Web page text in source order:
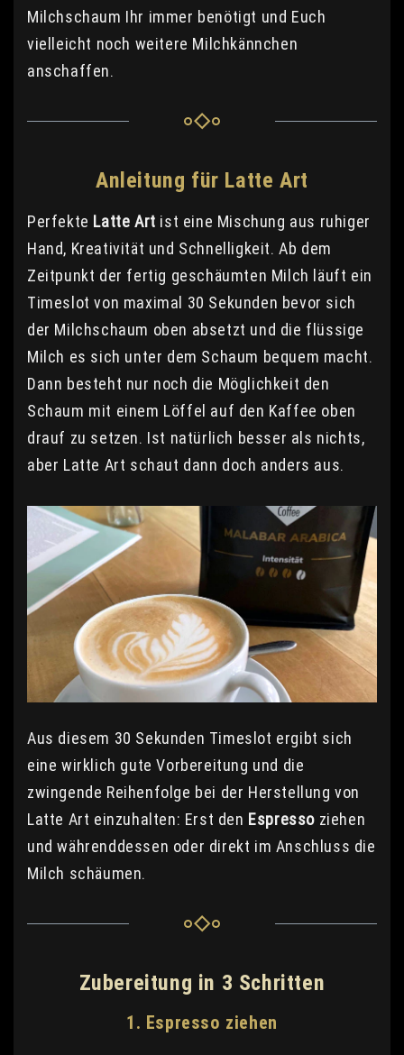
Milchschaum Ihr immer benötigt und Euch
vielleicht noch weitere Milchkännchen
anschaffen.
Anleitung für Latte Art
Perfekte Latte Art ist eine Mischung aus ruhiger
Hand, Kreativität und Schnelligkeit. Ab dem
Zeitpunkt der fertig geschäumten Milch läuft ein
Timeslot von maximal 30 Sekunden bevor sich
der Milchschaum oben absetzt und die flüssige
Milch es sich unter dem Schaum bequem macht.
Dann besteht nur noch die Möglichkeit den
Schaum mit einem Löffel auf den Kaffee oben
drauf zu setzen. Ist natürlich besser als nichts,
aber Latte Art schaut dann doch anders aus.
Aus diesem 30 Sekunden Timeslot ergibt sich
eine wirklich gute Vorbereitung und die
zwingende Reihenfolge bei der Herstellung von
Latte Art einzuhalten: Erst den Espresso ziehen
und währenddessen oder direkt im Anschluss die
Milch schäumen.
Zubereitung in 3 Schritten
1. Espresso ziehen